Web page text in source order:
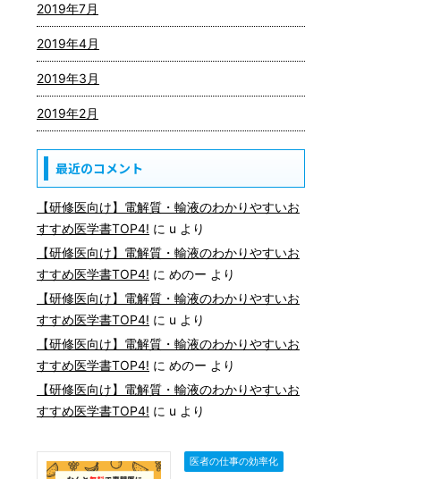
2019年7月
2019年4月
2019年3月
2019年2月
最近のコメント
【研修医向け】電解質・輸液のわかりやすいお
すすめ医学書TOP4! に u より
【研修医向け】電解質・輸液のわかりやすいお
すすめ医学書TOP4! に めのー より
【研修医向け】電解質・輸液のわかりやすいお
すすめ医学書TOP4! に u より
【研修医向け】電解質・輸液のわかりやすいお
すすめ医学書TOP4! に めのー より
【研修医向け】電解質・輸液のわかりやすいお
すすめ医学書TOP4! に u より
医者の仕事の効率化